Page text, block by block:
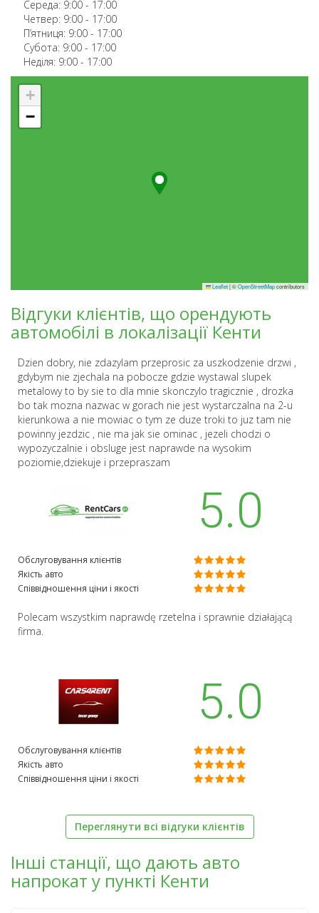
Середа: 9:00 - 17:00
Четвер: 9:00 - 17:00
П’ятниця: 9:00 - 17:00
Субота: 9:00 - 17:00
Неділя: 9:00 - 17:00
+
−
Leaflet|©OpenStreetMapcontributors
Відгуки клієнтів, що орендують
автомобілі в локалізації Кенти
Dzien dobry, nie zdazylam przeprosic za uszkodzenie drzwi ,
gdybym nie zjechala na pobocze gdzie wystawal slupek
metalowy to by sie to dla mnie skonczylo tragicznie , drozka
bo tak mozna nazwac w gorach nie jest wystarczalna na 2-u
kierunkowa a nie mowiac o tym ze duze troki to juz tam nie
powinny jezdzic , nie ma jak sie ominac , jezeli chodzi o
wypozyczalnie i obsluge jest naprawde na wysokim
poziomie,dziekuje i przepraszam
5.0
Обслуговування клієнтів
Якість авто
Співвідношення ціни і якості
Polecam wszystkim naprawdę rzetelna i sprawnie działającą
firma.
5.0
Обслуговування клієнтів
Якість авто
Співвідношення ціни і якості
Переглянути всі відгуки клієнтів
Інші станції, що дають авто
напрокат у пункті Кенти